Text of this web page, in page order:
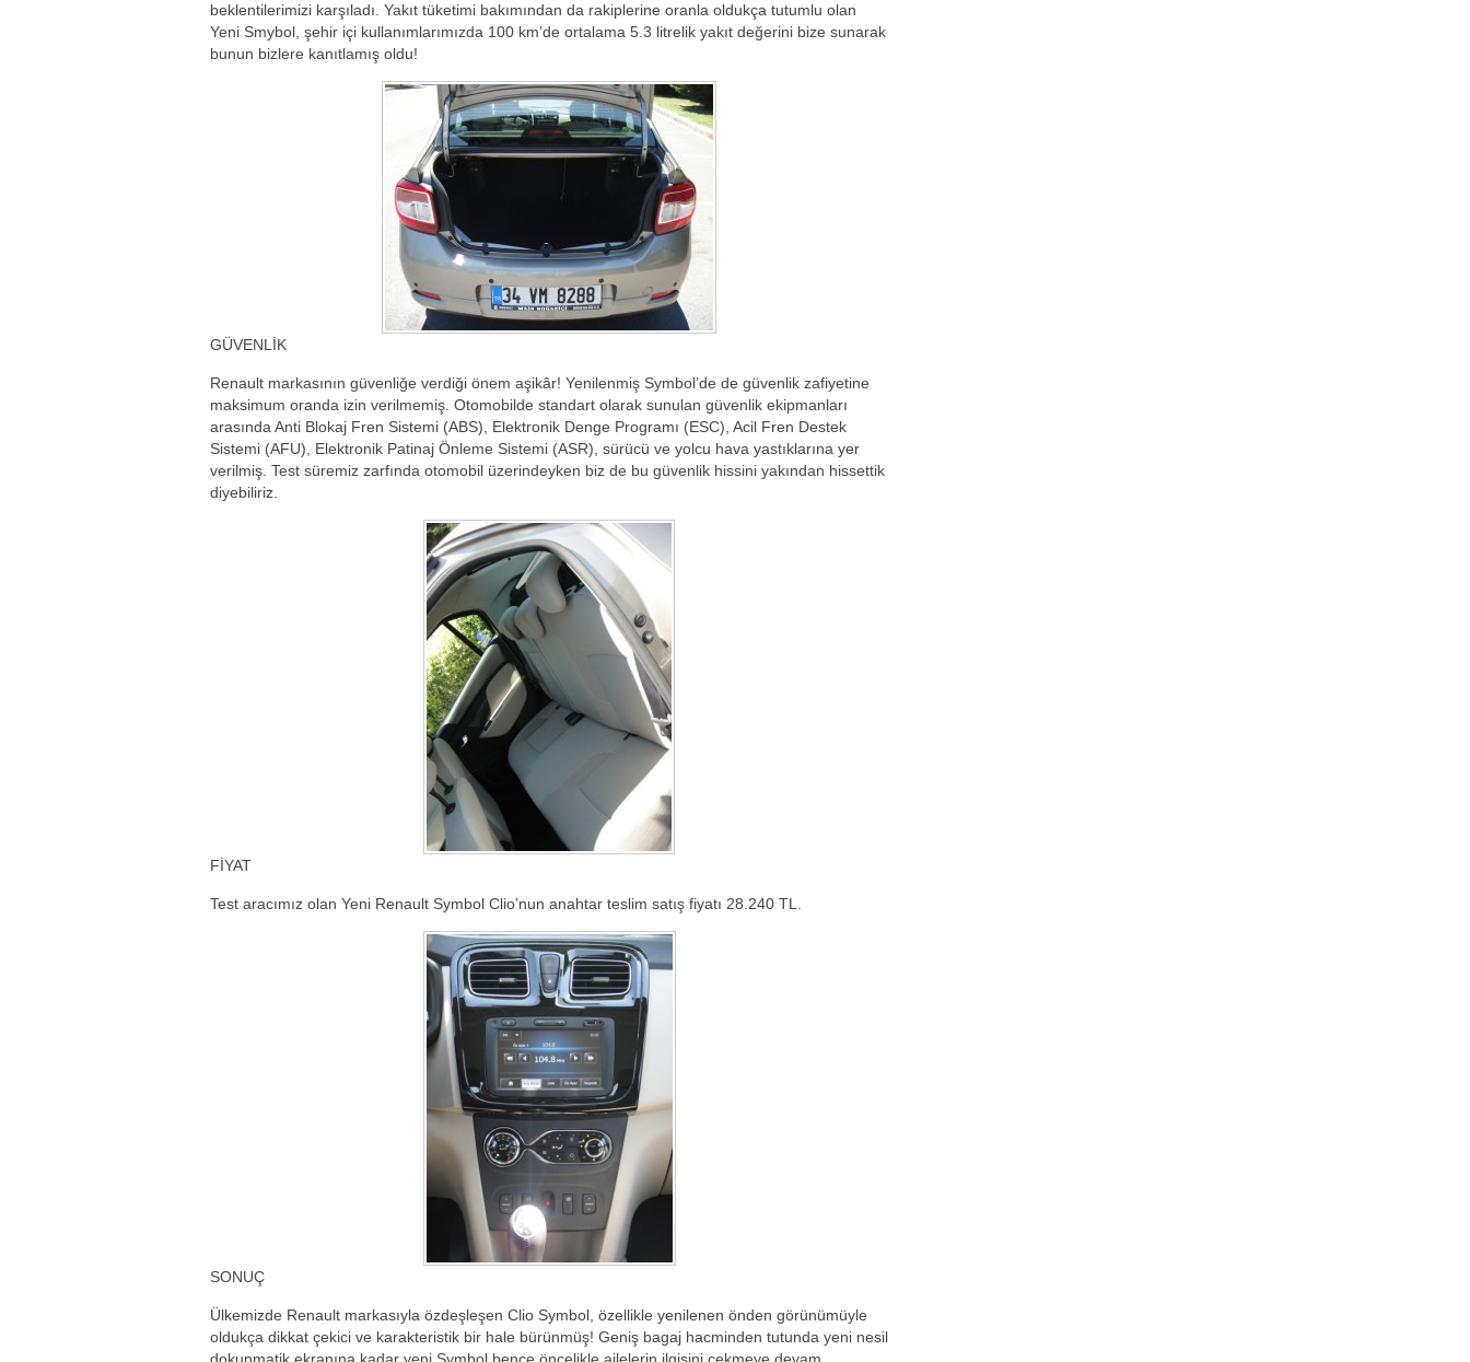
beklentilerimizi karşıladı. Yakıt tüketimi bakımından da rakiplerine oranla oldukça tutumlu olan
Yeni Smybol, şehir içi kullanımlarımızda 100 km’de ortalama 5.3 litrelik yakıt değerini bize sunarak
bunun bizlere kanıtlamış oldu!
GÜVENLİK
Renault markasının güvenliğe verdiği önem aşikâr! Yenilenmiş Symbol’de de güvenlik zafiyetine
maksimum oranda izin verilmemiş. Otomobilde standart olarak sunulan güvenlik ekipmanları
arasında Anti Blokaj Fren Sistemi (ABS), Elektronik Denge Programı (ESC), Acil Fren Destek
Sistemi (AFU), Elektronik Patinaj Önleme Sistemi (ASR), sürücü ve yolcu hava yastıklarına yer
verilmiş. Test süremiz zarfında otomobil üzerindeyken biz de bu güvenlik hissini yakından hissettik
diyebiliriz.
FİYAT
Test aracımız olan Yeni Renault Symbol Clio’nun anahtar teslim satış fiyatı 28.240 TL.
SONUÇ
Ülkemizde Renault markasıyla özdeşleşen Clio Symbol, özellikle yenilenen önden görünümüyle
oldukça dikkat çekici ve karakteristik bir hale bürünmüş! Geniş bagaj hacminden tutunda yeni nesil